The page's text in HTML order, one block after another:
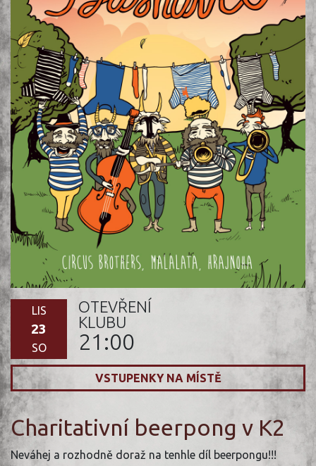
LIS
23
SO
OTEVŘENÍ
KLUBU
21:00
VSTUPENKY NA MÍSTĚ
Charitativní beerpong v K2
Neváhej a rozhodně doraž na tenhle díl beerpongu!!!